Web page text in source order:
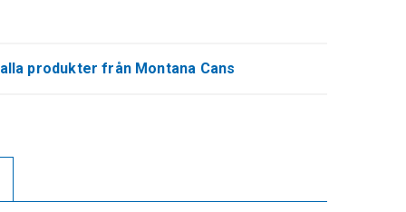
produkter från Montana Cans